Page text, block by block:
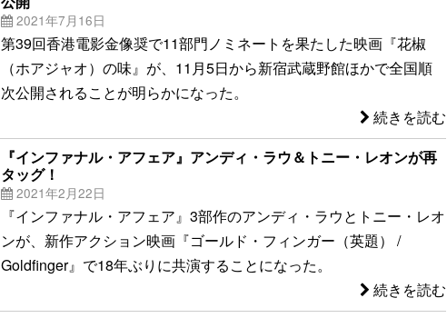
2021年7月16日
第39回香港電影金像奨で11部門ノミネートを果たした映画『花椒
（ホアジャオ）の味』が、11月5日から新宿武蔵野館ほかで全国順
次公開されることが明らかになった。
続きを読む
『インファナル・アフェア』アンディ・ラウ＆トニー・レオンが再
タッグ！
2021年2月22日
『インファナル・アフェア』3部作のアンディ・ラウとトニー・レオ
ンが、新作アクション映画『ゴールド・フィンガー（英題） /
Goldfinger』で18年ぶりに共演することになった。
続きを読む